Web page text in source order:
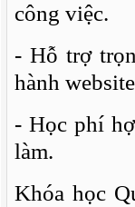
công việc.
- Hỗ trợ
hành
- Học phí
làm.
Khóa học